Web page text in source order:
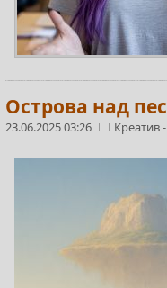
Острова над
23.06.2025 03:26 Креатив-